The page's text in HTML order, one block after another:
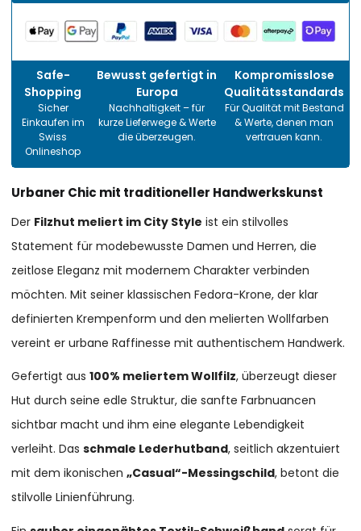
Safe-
Shopping
Sicher
Einkaufen im
Swiss
Onlineshop
Bewusst gefertigt in
Europa
Nachhaltigkeit – für
kurze Lieferwege & Werte
die überzeugen.
Kompromisslose
Qualitätsstandards
Für Qualität mit Bestand
& Werte, denen man
vertrauen kann.
Urbaner Chic mit traditioneller Handwerkskunst
Der Filzhut meliert im City Style ist ein stilvolles
Statement für modebewusste Damen und Herren, die
zeitlose Eleganz mit modernem Charakter verbinden
möchten. Mit seiner klassischen Fedora-Krone, der klar
definierten Krempenform und den melierten Wollfarben
vereint er urbane Raffinesse mit authentischem Handwerk.
Gefertigt aus100% meliertem Wollfilz, überzeugt dieser
Hut durch seine edle Struktur, die sanfte Farbnuancen
sichtbar macht und ihm eine elegante Lebendigkeit
verleiht. Dasschmale Lederhutband, seitlich akzentuiert
mit dem ikonischen„Casual“-Messingschild, betont die
stilvolle Linienführung.